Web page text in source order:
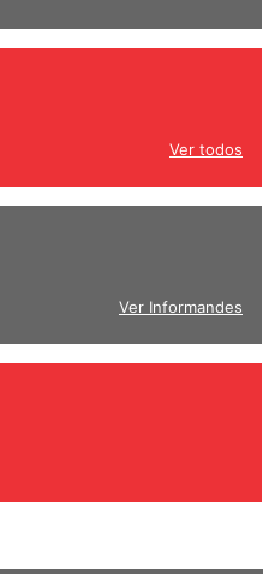
Ver todos
Ver Informandes